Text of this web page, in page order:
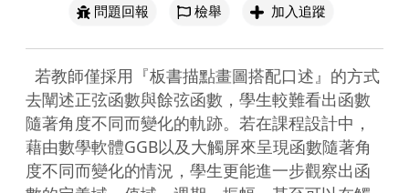
問題回報
檢舉 加入追蹤
去闡述正弦函數與餘弦函數，學生較難看出函數
隨著角度不同而變化的軌跡。若在課程設計中，
藉由數學軟體GGB以及大觸屏來呈現函數隨著角
度不同而變化的情況，學生更能進一步觀察出函